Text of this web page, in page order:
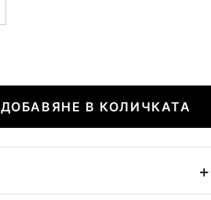
ДОБАВЯНЕ В КОЛИЧКАТА